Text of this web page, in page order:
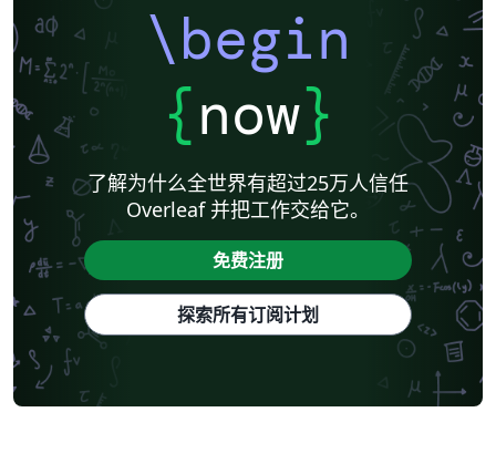
\begin
{now}
了解为什么全世界有超过25万人信任
Overleaf 并把工作交给它。
免费注册
探索所有订阅计划